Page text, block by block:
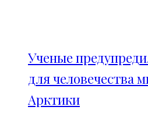
Ученые
для человечества
Арктики